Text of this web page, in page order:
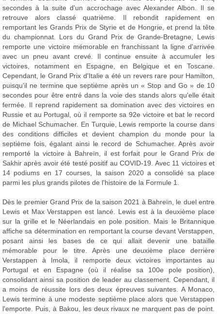
secondes à la suite d'un accrochage avec Alexander Albon. Il se
retrouve alors classé quatrième. Il rebondit rapidement en
remportant les Grands Prix de Styrie et de Hongrie, et prend la tête
du championnat. Lors du Grand Prix de Grande-Bretagne, Lewis
remporte une victoire mémorable en franchissant la ligne d'arrivée
avec un pneu avant crevé. Il continue ensuite à accumuler les
victoires, notamment en Espagne, en Belgique et en Toscane.
Cependant, le Grand Prix d'Italie a été un revers rare pour Hamilton,
puisqu'il ne termine que septième après un « Stop and Go » de 10
secondes pour être entré dans la voie des stands alors qu'elle était
fermée. Il reprend rapidement sa domination avec des victoires en
Russie et au Portugal, où il remporte sa 92e victoire et bat le record
de Michael Schumacher. En Turquie, Lewis remporte la course dans
des conditions difficiles et devient champion du monde pour la
septième fois, égalant ainsi le record de Schumacher. Après avoir
remporté la victoire à Bahreïn, il est forfait pour le Grand Prix de
Sakhir après avoir été testé positif au COVID-19. Avec 11 victoires et
14 podiums en 17 courses, la saison 2020 a consolidé sa place
parmi les plus grands pilotes de l'histoire de la Formule 1.
Dès le premier Grand Prix de la saison 2021 à Bahreïn, le duel entre
Lewis et Max Verstappen est lancé. Lewis est à la deuxième place
sur la grille et le Néerlandais en pole position. Mais le Britannique
affiche sa détermination en remportant la course devant Verstappen,
posant ainsi les bases de ce qui allait devenir une bataille
mémorable pour le titre. Après une deuxième place derrière
Verstappen à Imola, il remporte deux victoires importantes au
Portugal et en Espagne (où il réalise sa 100e pole position),
consolidant ainsi sa position de leader au classement. Cependant, il
a moins de réussite lors des deux épreuves suivantes. A Monaco,
Lewis termine à une modeste septième place alors que Verstappen
l'emporte. Puis, à Bakou, les deux rivaux ne marquent pas de point.